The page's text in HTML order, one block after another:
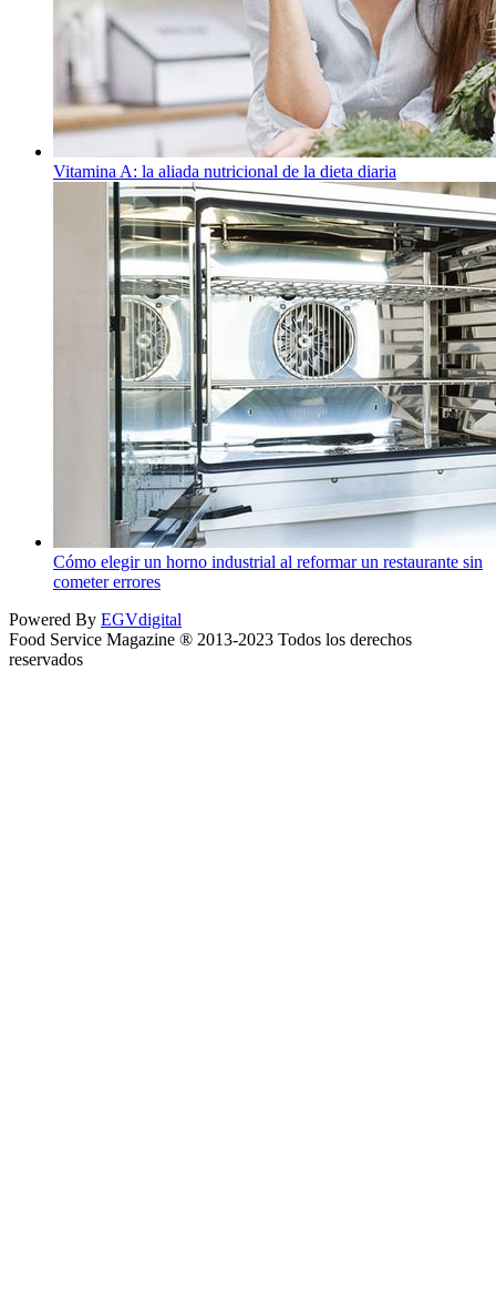
Vitamina A: la aliada nutricional de la dieta diaria
Cómo elegir un horno industrial al reformar un restaurante sin
cometer errores
Powered By EGVdigital
Food Service Magazine ® 2013-2023 Todos los derechos
reservados